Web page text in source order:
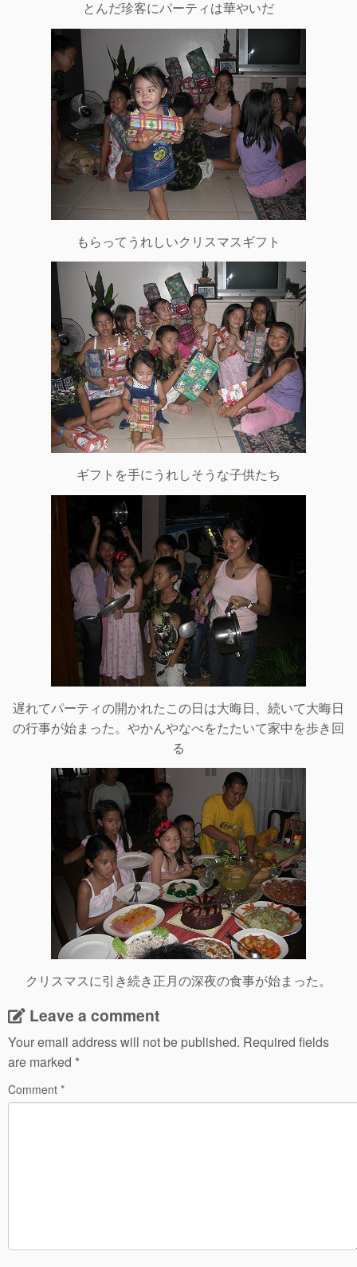
とんだ珍客にパーティは華やいだ
もらってうれしいクリスマスギフト
ギフトを手にうれしそうな子供たち
遅れてパーティの開かれたこの日は大晦日、続いて大晦日
の行事が始まった。やかんやなべをたたいて家中を歩き回
る
クリスマスに引き続き正月の深夜の食事が始まった。
Leave a comment
Your email address will not be published. Required fields
are marked *
Comment *